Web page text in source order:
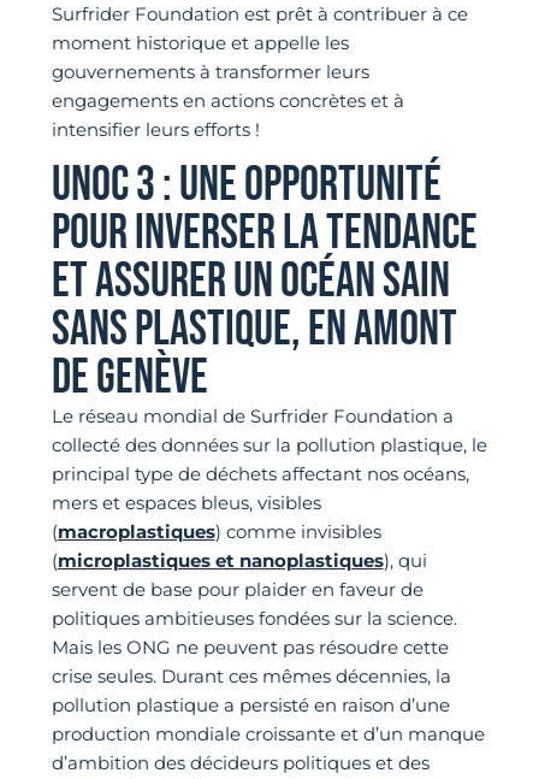
Surfrider Foundation est prêt à contribuer à ce
moment historique et appelle les
gouvernements à transformer leurs
engagements en actions concrètes et à
intensifier leurs efforts !
UNOC 3 : UNE OPPORTUNITÉ
POUR INVERSER LA TENDANCE
ET ASSURER UN OCÉAN SAIN
SANS PLASTIQUE, EN AMONT
DE GENÈVE
Le réseau mondial de Surfrider Foundation a
collecté des données sur la pollution plastique, le
principal type de déchets affectant nos océans,
mers et espaces bleus, visibles
(macroplastiques) comme invisibles
(microplastiques et nanoplastiques), qui
servent de base pour plaider en faveur de
politiques ambitieuses fondées sur la science.
Mais les ONG ne peuvent pas résoudre cette
crise seules. Durant ces mêmes décennies, la
pollution plastique a persisté en raison d’une
production mondiale croissante et d’un manque
d’ambition des décideurs politiques et des